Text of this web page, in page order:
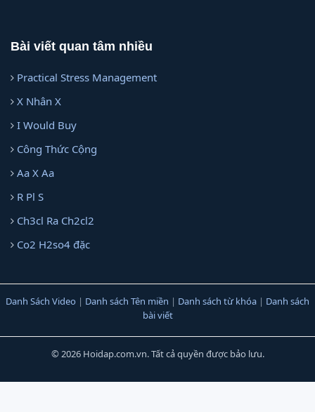
Bài viết quan tâm nhiều
Practical Stress Management
X Nhân X
I Would Buy
Công Thức Cộng
Aa X Aa
R Pl S
Ch3cl Ra Ch2cl2
Co2 H2so4 đặc
Danh Sách Video | Danh sách Tên miền | Danh sách từ khóa | Danh sách
bài viết
© 2026 Hoidap.com.vn. Tất cả quyền được bảo lưu.